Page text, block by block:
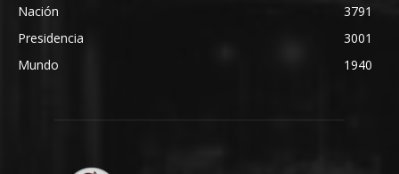
Nación
3791
Presidencia
3001
Mundo
1940